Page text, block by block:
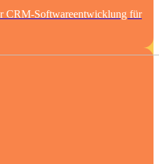
CRM-Softwareentwicklung für